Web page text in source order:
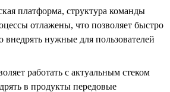
платформа, структура команды
отлажены, что позволяет быстро
внедрять нужные для пользователей
работать с актуальным стеком
в продукты передовые